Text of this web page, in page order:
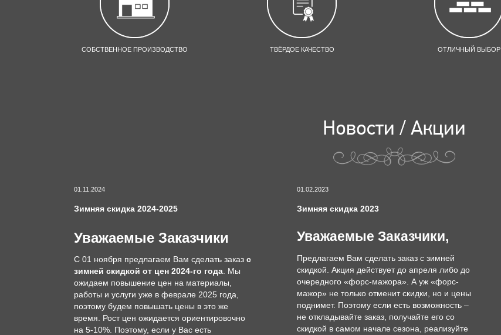
СОБСТВЕННОЕ ПРОИЗВОДСТВО ТВЁРДОЕ КАЧЕСТВО ОТЛИЧНЫЙ ВЫБОР
Новости / Акции
01.11.2024
Зимняя скидка 2024-2025
Уважаемые Заказчики
С 01 ноября предлагаем Вам сделать заказ с
зимней скидкой от цен 2024-го года . Мы
ожидаем повышение цен на материалы,
работы и услуги уже в феврале 2025 года,
поэтому будем повышать цены в это же
время. Рост цен ожидается ориентировочно
на 5-10%. Поэтому, если у Вас есть
01.02.2023
Зимняя скидка 2023
Уважаемые Заказчики,
Предлагаем Вам сделать заказ с зимней
скидкой. Акция действует до апреля либо до
очередного «форс-мажора». А уж «форс-
мажор» не только отменит скидки, но и цены
поднимет. Поэтому если есть возможность –
не откладывайте заказ, получайте его со
скидкой в самом начале сезона, реализуйте